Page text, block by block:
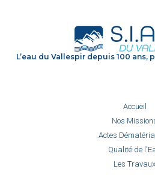
L’eau du Vallespir depuis 100 ans,
Accueil
Nos
Actes
Qualité de
Les Travaux